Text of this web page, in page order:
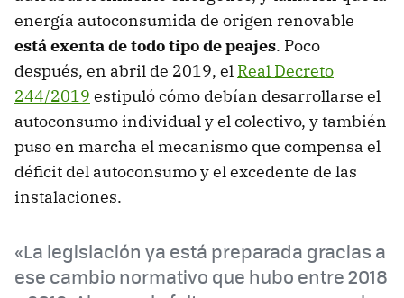
energía autoconsumida de origen renovable
está exenta de todo tipo de peajes. Poco
después, en abril de 2019, el Real Decreto
244/2019 estipuló cómo debían desarrollarse el
autoconsumo individual y el colectivo, y también
puso en marcha el mecanismo que compensa el
déficit del autoconsumo y el excedente de las
instalaciones.
«La legislación ya está preparada gracias a
ese cambio normativo que hubo entre 2018